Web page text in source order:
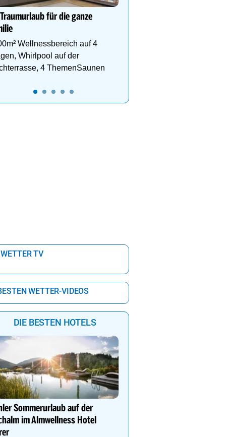
Traumurlaub für die ganze
Wellnessbereich auf 4
Whirlpool auf der
4 ThemenSaunen
TV
WETTER-VIDEOS
DIE BESTEN HOTELS
Sommerurlaub auf der
im Almwellness Hotel